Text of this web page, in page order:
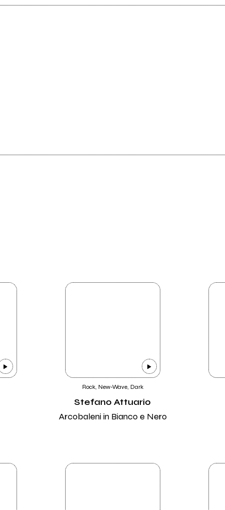
Rock, New-Wave, Dark
Stefano Attuario
Arcobaleni in Bianco e Nero